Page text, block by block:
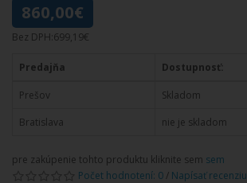
860,00€
Bez DPH:699,19€
Predajňa Dostupnosť:
Prešov
Skladom
Bratislava
nie je skladom
pre zakúpenie tohto produktu kliknite sem sem
Počet hodnotení: 0 / Napísať recenziu